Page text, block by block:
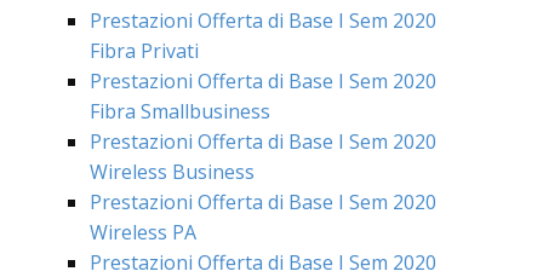
Prestazioni Offerta di Base I Sem 2020
Fibra Privati
Prestazioni Offerta di Base I Sem 2020
Fibra Smallbusiness
Prestazioni Offerta di Base I Sem 2020
Wireless Business
Prestazioni Offerta di Base I Sem 2020
Wireless PA
Prestazioni Offerta di Base I Sem 2020